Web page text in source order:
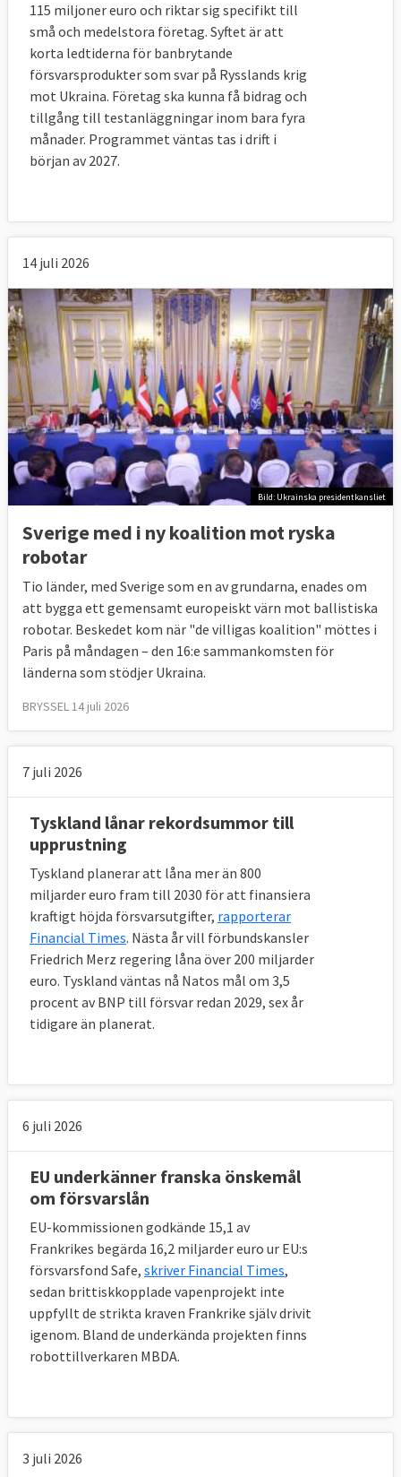
11. Vilka EU-länder har en stark
försvarsindustri?
Sverige tillsammans med Frankrike,
Tyskland, Storbritannien, Italien, Polen,
Spanien, Österrike och Tjeckien har den
största delen av både stora
försvarsindustrier och små och medelstora
företag som tillverkar försvarsmateriel i EU,
12. Vad kan EU-länderna vinna på större
115 miljoner euro och riktar sig specifikt till
små och medelstora företag. Syftet är att
korta ledtiderna för banbrytande
försvarsprodukter som svar på Rysslands krig
mot Ukraina. Företag ska kunna få bidrag och
tillgång till testanläggningar inom bara fyra
månader. Programmet väntas tas i drift i
början av 2027.
14 juli 2026
Bild: Ukrainska presidentkansliet
Sverige med i ny koalition mot ryska
robotar
Tio länder, med Sverige som en av grundarna, enades om
att bygga ett gemensamt europeiskt värn mot ballistiska
robotar. Beskedet kom när "de villigas koalition" möttes i
Paris på måndagen – den 16:e sammankomsten för
länderna som stödjer Ukraina.
BRYSSEL 14 juli 2026
7 juli 2026
Tyskland lånar rekordsummor till
upprustning
Tyskland planerar att låna mer än 800
miljarder euro fram till 2030 för att finansiera
kraftigt höjda försvarsutgifter, rapporterar
Financial Times. Nästa år vill förbundskansler
Friedrich Merz regering låna över 200 miljarder
euro. Tyskland väntas nå Natos mål om 3,5
procent av BNP till försvar redan 2029, sex år
tidigare än planerat.
6 juli 2026
EU underkänner franska önskemål
om försvarslån
EU-kommissionen godkände 15,1 av
Frankrikes begärda 16,2 miljarder euro ur EU:s
försvarsfond Safe, skriver Financial Times,
sedan brittiskkopplade vapenprojekt inte
uppfyllt de strikta kraven Frankrike själv drivit
igenom. Bland de underkända projekten finns
robottillverkaren MBDA.
3 juli 2026